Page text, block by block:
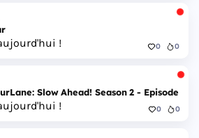
! 0 0
Slow Ahead! Season 2 - Episode 6
! 0 0